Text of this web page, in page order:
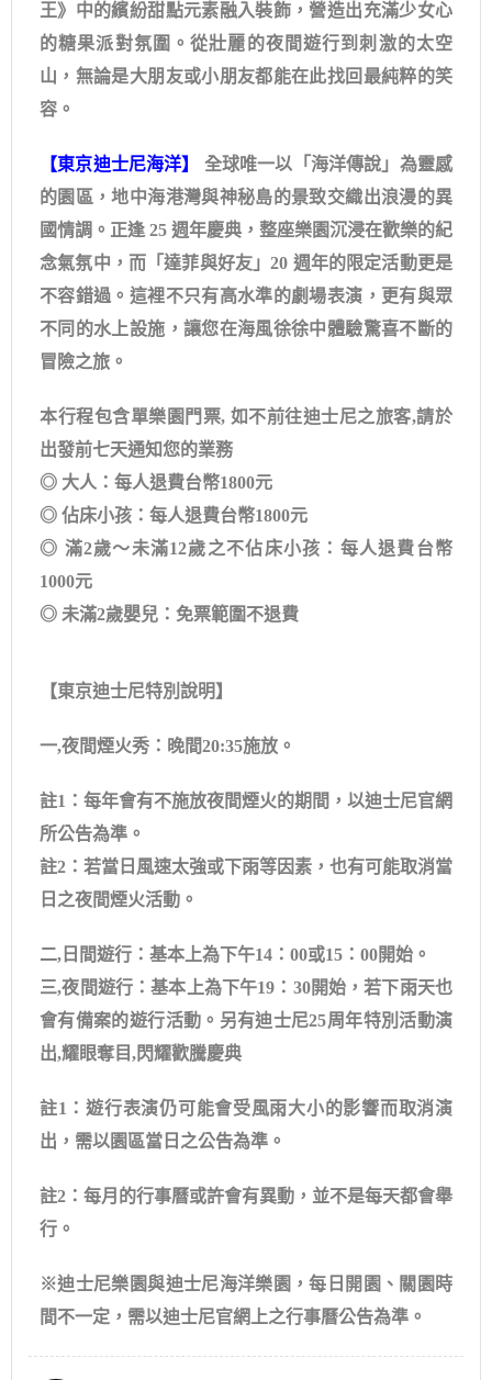
王》中的繽紛甜點元素融入裝飾，營造出充滿少女心
的糖果派對氛圍。從壯麗的夜間遊行到刺激的太空
山，無論是大朋友或小朋友都能在此找回最純粹的笑
容。
【東京迪士尼海洋】 全球唯一以「海洋傳說」為靈感
的園區，地中海港灣與神秘島的景致交織出浪漫的異
國情調。正逢 25 週年慶典，整座樂園沉浸在歡樂的紀
念氣氛中，而「達菲與好友」20 週年的限定活動更是
不容錯過。這裡不只有高水準的劇場表演，更有與眾
不同的水上設施，讓您在海風徐徐中體驗驚喜不斷的
冒險之旅。
本行程包含單樂園門票, 如不前往迪士尼之旅客,請於
出發前七天通知您的業務
◎ 大人：每人退費台幣1800元
◎ 佔床小孩：每人退費台幣1800元
◎ 滿2歲～未滿12歲之不佔床小孩：每人退費台幣
1000元
◎ 未滿2歲嬰兒：免票範圍不退費
【東京迪士尼特別說明】
一,夜間煙火秀：晚間20:35施放。
註1：每年會有不施放夜間煙火的期間，以迪士尼官網
所公告為準。
註2：若當日風速太強或下雨等因素，也有可能取消當
日之夜間煙火活動。
二,日間遊行：基本上為下午14：00或15：00開始。
三,夜間遊行：基本上為下午19：30開始，若下雨天也
會有備案的遊行活動。另有迪士尼25周年特別活動演
出,耀眼奪目,閃耀歡騰慶典
註1：遊行表演仍可能會受風雨大小的影響而取消演
出，需以園區當日之公告為準。
註2：每月的行事曆或許會有異動，並不是每天都會舉
行。
※迪士尼樂園與迪士尼海洋樂園，每日開園、關園時
間不一定，需以迪士尼官網上之行事曆公告為準。